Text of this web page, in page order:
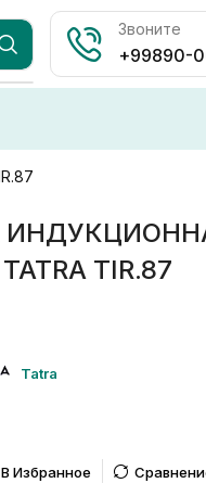
Звоните
+99890-
TIR.87
Tatra
Избранное